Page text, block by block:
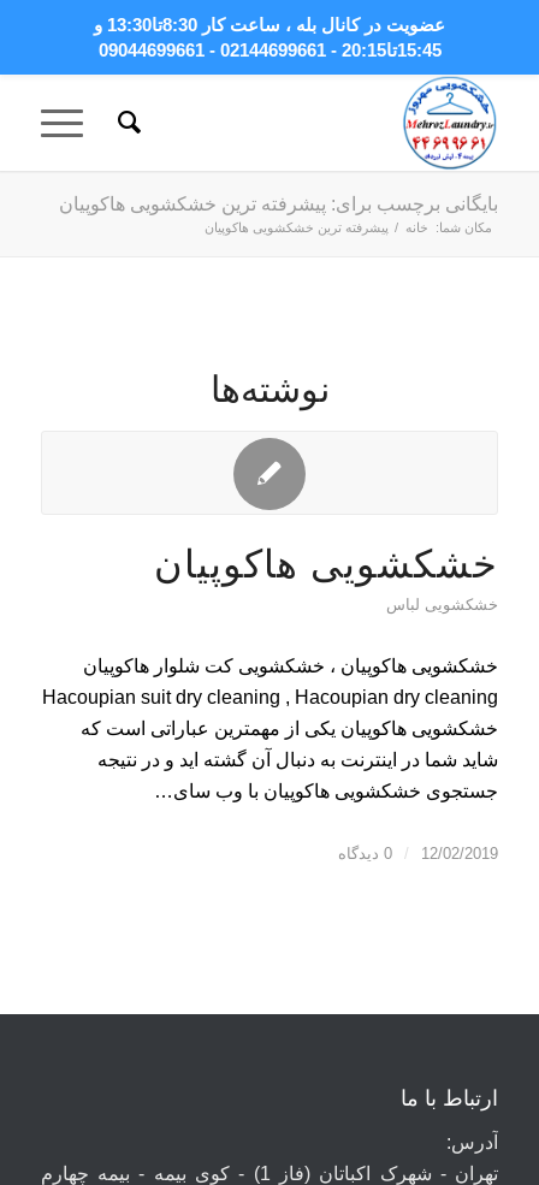
بایگانی برچسب برای: پیشرفته ترین خشکشویی هاکوپیان
مکان شما: خانه / پیشرفته ترین خشکشویی هاکوپیان
نوشته‌ها
خشکشویی هاکوپیان
خشکشویی لباس
خشکشویی هاکوپیان ، خشکشویی کت شلوار هاکوپیان
Hacoupian suit dry cleaning , Hacoupian dry cleaning
خشکشویی هاکوپیان یکی از مهمترین عباراتی است که
شاید شما در اینترنت به دنبال آن گشته اید و در نتیجه
جستجوی خشکشویی هاکوپیان با وب سای…
12/02/2019
/ 0 دیدگاه
ارتباط با ما
آدرس:
تهران - شهرک اکباتان (فاز 1) - کوی بیمه - بیمه چهارم
عضویت در کانال بله
، ساعت کار 8:30تا13:30 و
15:45تا20:15 - 02144699661 - 09044699661